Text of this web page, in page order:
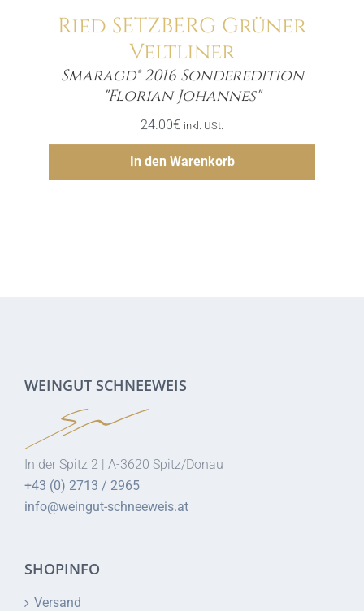
Ried SETZBERG Grüner
Veltliner
Smaragd® 2016 Sonderedition
"Florian Johannes"
24.00€ inkl. USt.
In den Warenkorb
Menge
WEINGUT SCHNEEWEIS
In der Spitz 2 | A-3620 Spitz/Donau
+43 (0) 2713 / 2965
info@weingut-schneeweis.at
SHOPINFO
Versand